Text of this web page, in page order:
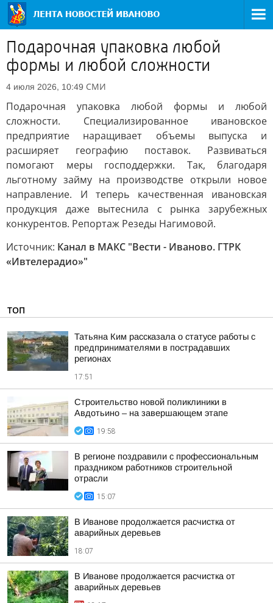
Подарочная упаковка любой
формы и любой сложности
4 июля 2026, 10:49 СМИ
Подарочная упаковка любой формы и любой
сложности. Специализированное ивановское
предприятие наращивает объемы выпуска и
расширяет географию поставок. Развиваться
помогают меры господдержки. Так, благодаря
льготному займу на производстве открыли новое
направление. И теперь качественная ивановская
продукция даже вытеснила с рынка зарубежных
конкурентов. Репортаж Резеды Нагимовой.
Источник: Канал в МАКС "Вести - Иваново. ГТРК
«Ивтелерадио»"
ТОП
Татьяна Ким рассказала о статусе работы с
предпринимателями в пострадавших
регионах
17:51
Строительство новой поликлиники в
Авдотьино – на завершающем этапе
19:58
В регионе поздравили с профессиональным
праздником работников строительной
отрасли
15:07
В Иванове продолжается расчистка от
аварийных деревьев
18:07
В Иванове продолжается расчистка от
аварийных деревьев